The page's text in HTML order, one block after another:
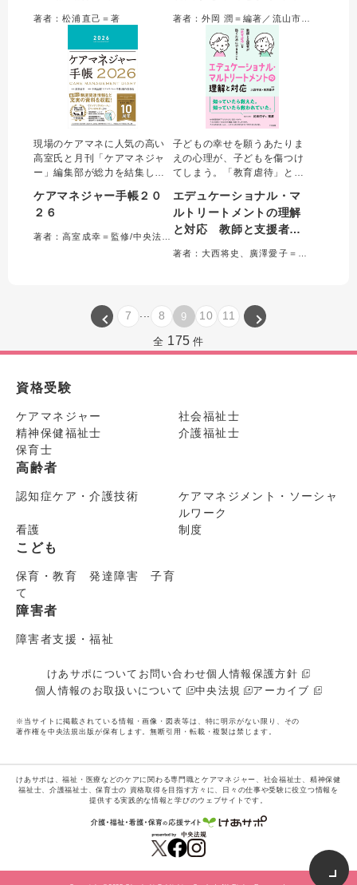
化を活用した教育的認知行動
療法が子どもを変える。
著者：松浦直己＝著
を、介護問題に強い弁護士が
法的根拠に基づき指南する。
現場のケアマネに人気の高い
高室氏と月刊「ケアマネジャ
ー」編集部が総力を結集して
書き込みやすくて使いやすい
デザインで時間管理をサポー
トする。実務に役立つ資料満
載の便利帳（取り外し可能）
ケアマネジャー手帳２０
２６
子どもの幸せを願うあたりま
えの心理が、子どもを傷つけ
てしまう。「教育虐待」とと
ケーショナル・マルトリート
メントについて、教師と支援
者が正しく理解し、支援する
めた書。多様な事例をもとに
エデュケーショナル・マ
ルトリートメントの理解
と対応 教師と支援者が
にできること
7 8 9 10 11
全 175 件
資格受験
ケアマネジャー
社会福祉士
精神保健福祉士
介護福祉士
保育士
高齢者
認知症ケア・介護技術
ケアマネジメント・ソーシャ
ルワーク
看護
制度
こども
保育・教育 発達障害 子育
て
障害者
障害者支援・福祉
けあサポについて お問い合わせ個人情報保護方針
個人情報のお取扱いについて
中央法規 アーカイブ
※当サイトに掲載されている情報・画像・図表等は、特に明示がない限り、その
著作権を中央法規出版が保有します。無断引用・転載・複製は禁じます。
けあサポは、福祉・医療などのケアに関わる専門職とケアマネジャー、社会福祉士、精神保健
福祉士、介護福祉士、保育士の 資格取得を目指す方々に、日々の仕事や受験に役立つ情報を
提供する実践的な情報と学びのウェブサイトです。